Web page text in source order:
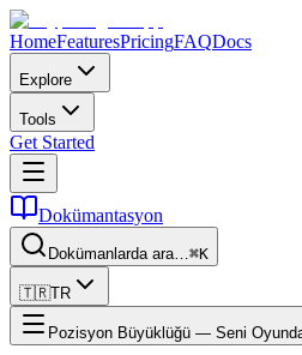
HomeFeaturesPricingFAQDocs
Explore
Tools
Get Started
Dokümantasyon
Dokümanlarda ara…⌘K
🇹🇷TR
Pozisyon Büyüklüğü — Seni